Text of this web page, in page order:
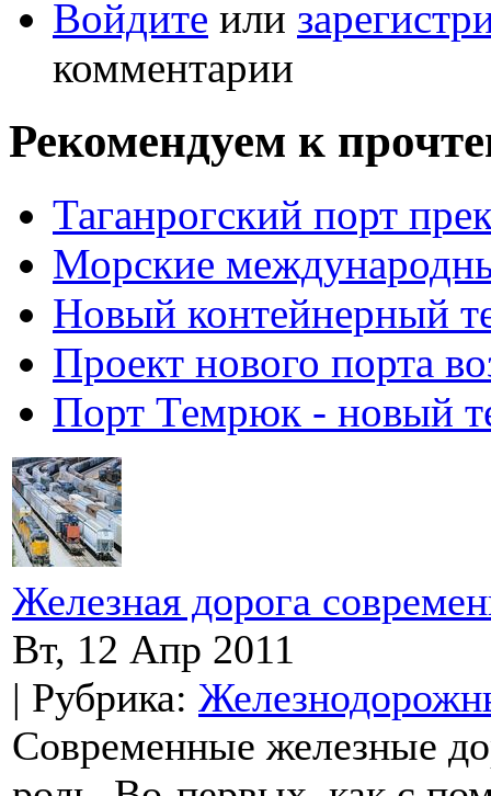
Войдите или
комментарии
Рекомендуем к
Таганрогский порт
Морские
Новый контейнерный
Проект нового порта
Порт Темрюк - новый
Железная дорога
Вт, 12 Апр 2011
| Рубрика:
Современные железные